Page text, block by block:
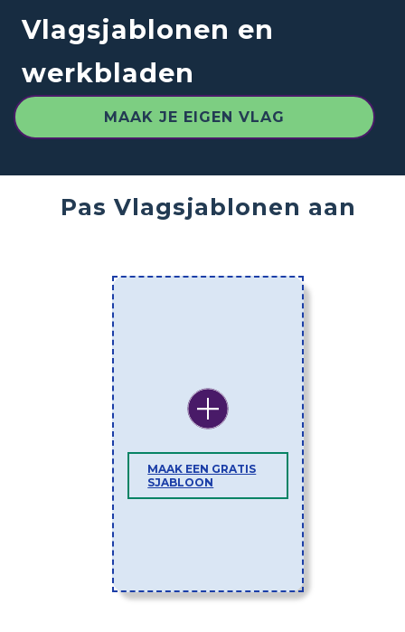
Vlagsjablonen en
werkbladen
MAAK JE EIGEN VLAG
Pas Vlagsjablonen aan
MAAK EEN GRATIS
SJABLOON